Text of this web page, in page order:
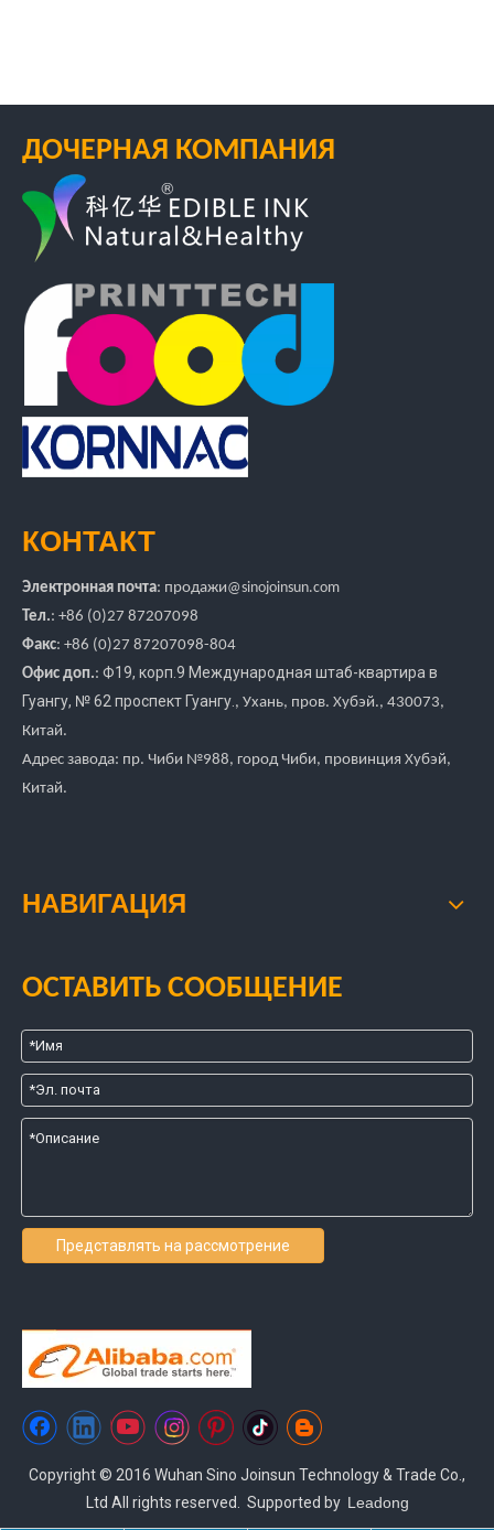
ДОЧЕРНАЯ КОМПАНИЯ
КОНТАКТ
Электронная почта: продажи@sinojoinsun.com
Тел.: +86 (0)27 87207098
Факс: +86 (0)27 87207098-804
Офис доп.: Ф19, корп.9 Международная штаб-квартира в
Гуангу, № 62 проспект Гуангу., Ухань, пров. Хубэй., 430073,
Китай.
Адрес завода: пр. Чиби №988, город Чиби, провинция Хубэй,
Китай.
НАВИГАЦИЯ
ОСТАВИТЬ СООБЩЕНИЕ
Представлять на рассмотрение
Copyright © 2016 Wuhan Sino Joinsun Technology & Trade Co.,
Ltd All rights reserved. Supported by Leadong